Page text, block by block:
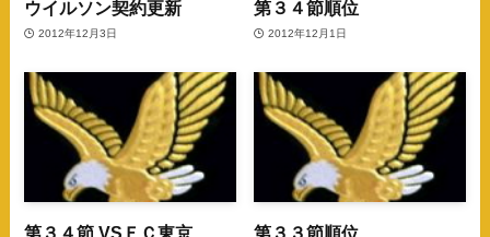
ウイルソン契約更新
2012年12月3日
第３４節順位
2012年12月1日
第３４節 VSＦＣ東京 第３３節順位